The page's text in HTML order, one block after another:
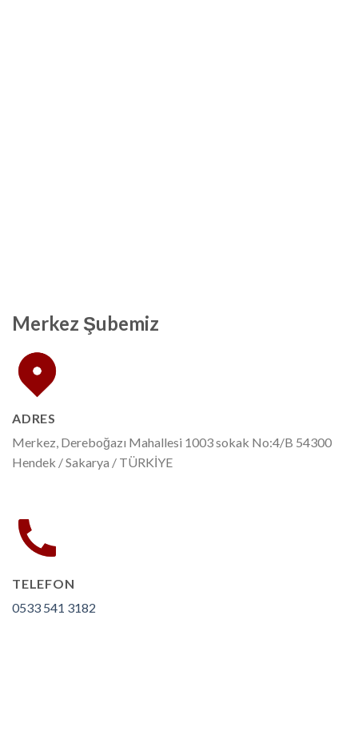
Merkez Şubemiz
ADRES
Merkez, Dereboğazı Mahallesi 1003 sokak No:4/B 54300
Hendek / Sakarya / TÜRKİYE
TELEFON
0533 541 3182